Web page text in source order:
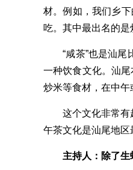
材。例如，我们乡
吃。其中最出名的是
“咸茶”也是汕尾比
一种饮食文化。汕
炒米等食材，在中午
这个文化非常有趣
午茶文化是汕尾地区
主持人：除了